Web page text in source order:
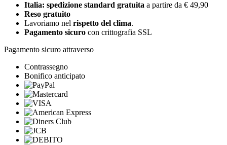
Italia: spedizione standard gratuita a partire da € 49,90
Reso gratuito
Lavoriamo nel rispetto del clima.
Pagamento sicuro con crittografia SSL
Pagamento sicuro attraverso
Contrassegno
Bonifico anticipato